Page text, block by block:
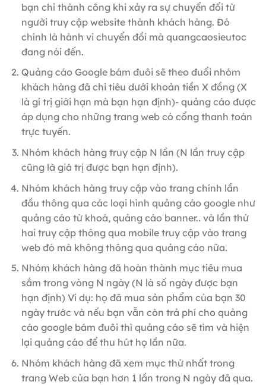
bạn chỉ thành công khi xảy ra sự chuyển đổi từ
người truy cập website thành khách hàng. Đó
chính là hành vi chuyển đồi mà quangcaosieutoc
đang nói đến.
Quảng cáo Google bám đuôi sẽ theo đuổi nhóm
khách hàng đã chi tiêu dưới khoản tiền X đồng (X
là gí trị giới hạn mà bạn hạn định)- quảng cáo được
áp dụng cho những trang web có cổng thanh toán
trực tuyến.
Nhóm khách hàng truy cập N lần (N lần truy cập
cũng là giá trị được bạn hạn định).
Nhóm khách hàng truy cập vào trang chính lần
đầu thông qua các loại hình quảng cáo google như
quảng cáo từ khoá, quảng cáo banner.. và lần thứ
hai truy cập thông qua mobile truy cập vào trang
web đó mà không thông qua quảng cáo nữa.
Nhóm khách hàng đã hoàn thành mục tiêu mua
sắm trong vòng N ngày (N là số ngày được bạn
hạn định) Ví dụ: họ đã mua sản phẩm của bạn 30
ngày trước và nếu bạn vẫn còn trả phí cho quảng
cáo google bám đuôi thì quảng cáo sẽ tìm và hiện
lại quảng cáo để thu hút họ lần nữa.
Nhóm khách hàng đã xem mục thứ nhất trong
trang Web của bạn hơn 1 lần trong N ngày đã qua.